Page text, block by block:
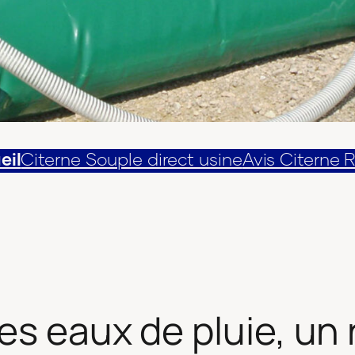
Citerne Souple direct usineAvis Citerne
eaux de pluie,